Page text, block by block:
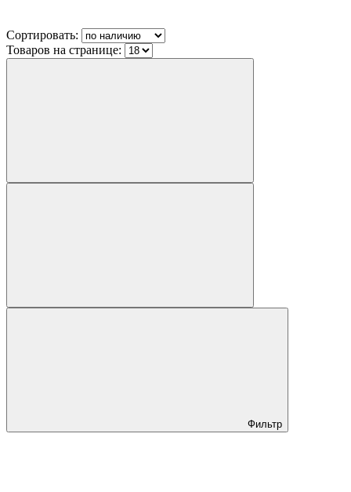
Сортировать:
Товаров на странице:
Фильтр